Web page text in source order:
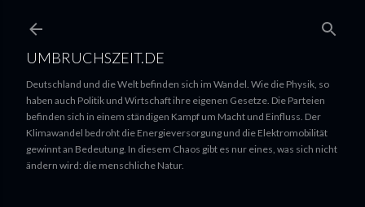
UMBRUCHSZEIT.DE
Deutschland und die Welt befinden sich im Wandel. Wie die Physik, so
haben auch Politik und Wirtschaft ihre eigenen Gesetze. Die Parteien
befinden sich in einem ständigen Kampf um Macht und Einfluss. Der
Klimawandel bedroht die Energieversorgung und die Elektromobilität
gewinnt an Bedeutung. In diesem Chaos gibt es nur eines, was sich nicht
ändern wird: die menschliche Natur.